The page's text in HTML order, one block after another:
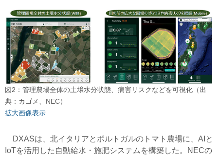
図2：管理農場全体の土壌水分状態、病害リスクなどを可視化（出
典：カゴメ、NEC）
拡大画像表示
DXASは、北イタリアとポルトガルのトマト農場に、AIと
IoTを活用した自動給水・施肥システムを構築した。NECの